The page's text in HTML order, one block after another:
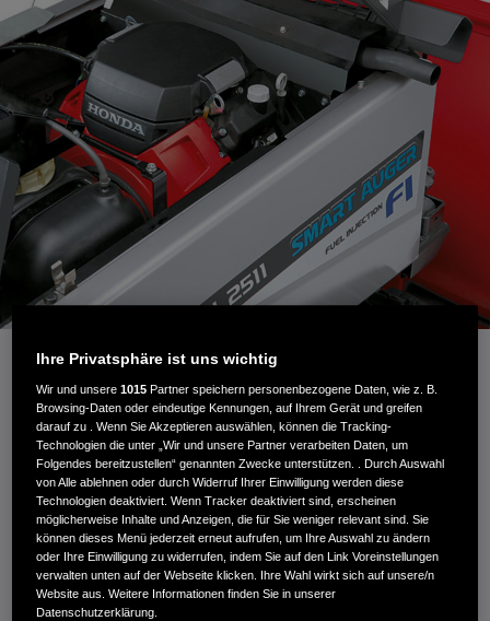
Honda Motoren
Als weltweit größter Motorenhersteller sind wir Pioniere
bei der Herstellung von Premium-Viertakt-Motoren. Die
Zuverlässigkeit und Leistung unserer Motoren ist
weltweit anerkannt, sowohl im privaten als auch im
professionellen und industriellen Bereich.
Mit erprobten Technologien und mehr als 50 Jahren
Erfahrung haben wir unsere Motoren so konstruiert, dass
Ihre Privatsphäre ist uns wichtig
Wir und unsere1015 Partner speichern personenbezogene Daten, wie z. B.
Browsing-Daten oder eindeutige Kennungen, auf Ihrem Gerät und greifen
darauf zu . Wenn Sie Akzeptieren auswählen, können die Tracking-
Technologien die unter „Wir und unsere Partner verarbeiten Daten, um
Folgendes bereitzustellen“ genannten Zwecke unterstützen. . Durch Auswahl
von Alle ablehnen oder durch Widerruf Ihrer Einwilligung werden diese
Technologien deaktiviert. Wenn Tracker deaktiviert sind, erscheinen
möglicherweise Inhalte und Anzeigen, die für Sie weniger relevant sind. Sie
können dieses Menü jederzeit erneut aufrufen, um Ihre Auswahl zu ändern
oder Ihre Einwilligung zu widerrufen, indem Sie auf den Link Voreinstellungen
verwalten unten auf der Webseite klicken. Ihre Wahl wirkt sich auf unsere/n
Website aus. Weitere Informationen finden Sie in unserer
Datenschutzerklärung.